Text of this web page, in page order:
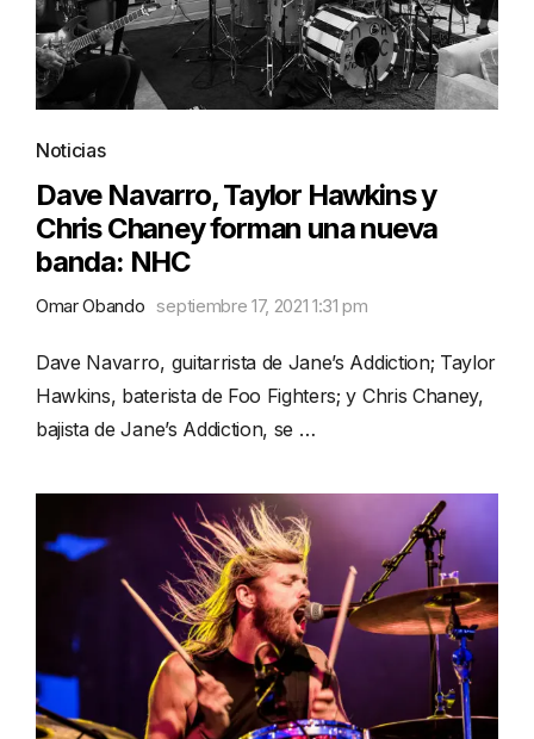
Noticias
Dave Navarro, Taylor Hawkins y
Chris Chaney forman una nueva
banda: NHC
Omar Obando septiembre 17, 2021 1:31 pm
Dave Navarro, guitarrista de Jane’s Addiction; Taylor
Hawkins, baterista de Foo Fighters; y Chris Chaney,
bajista de Jane’s Addiction, se …